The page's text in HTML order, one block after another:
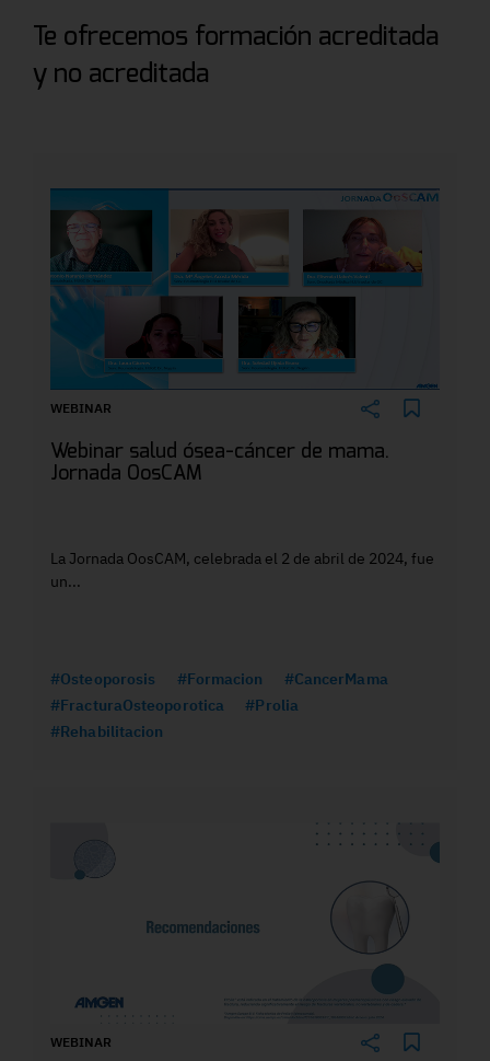
Te ofrecemos formación acreditada
y no acreditada
WEBINAR
Webinar salud ósea-cáncer de mama.
Jornada OosCAM
La Jornada OosCAM, celebrada el 2 de abril de 2024, fue
un...
#Osteoporosis #Formacion
#CancerMama
#FracturaOsteoporotica
#Prolia
#Rehabilitacion
WEBINAR